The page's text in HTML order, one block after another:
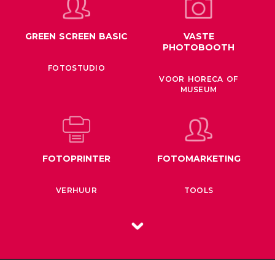
GREEN SCREEN BASIC
FOTOSTUDIO
VASTE
PHOTOBOOTH
VOOR HORECA OF
MUSEUM
FOTOPRINTER
VERHUUR
FOTOMARKETING
TOOLS